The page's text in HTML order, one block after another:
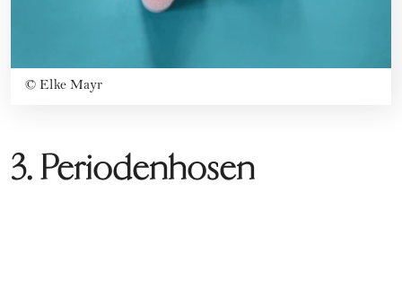
© Elke Mayr
3. Periodenhosen